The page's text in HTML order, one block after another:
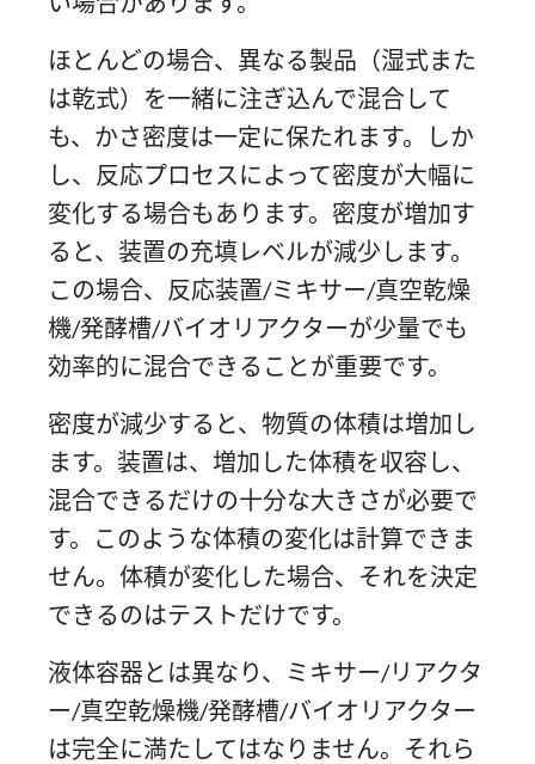
ほとんどの場合、異なる製品（湿式また
は乾式）を一緒に注ぎ込んで混合して
も、かさ密度は一定に保たれます。しか
し、反応プロセスによって密度が大幅に
変化する場合もあります。密度が増加す
ると、装置の充填レベルが減少します。
この場合、反応装置/ミキサー/真空乾燥
機/発酵槽/バイオリアクターが少量でも
効率的に混合できることが重要です。
密度が減少すると、物質の体積は増加し
ます。装置は、増加した体積を収容し、
混合できるだけの十分な大きさが必要で
す。このような体積の変化は計算できま
せん。体積が変化した場合、それを決定
できるのはテストだけです。
液体容器とは異なり、ミキサー/リアクタ
ー/真空乾燥機/発酵槽/バイオリアクター
は完全に満たしてはなりません。それら